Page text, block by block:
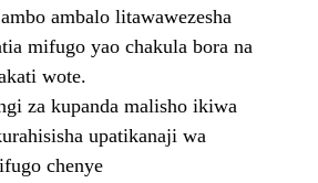
ambalo litawawezesha
mifugo yao chakula bora na
wote.
za kupanda malisho ikiwa
upatikanaji wa
chenye